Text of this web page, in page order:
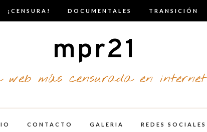
¡CENSURA! DOCUMENTALES TRANSICIÓN
mpr21
web más censurada en internet
CONTACTO GALERIA REDES SOCIALES